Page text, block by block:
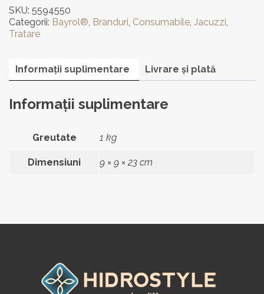
Bayrol
1
kg
SKU: 5594550
Categorii: Bayrol® Branduri Consumabile Jacuzzi
Tratare
Informații suplimentare Livrare și plată
Informații suplimentare
Greutate 1 kg
Dimensiuni 9 × 9 × 23 cm